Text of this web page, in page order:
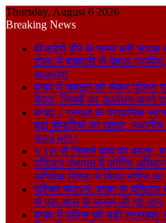
Thursday, August 6 2026
Breaking News
वीआईपी दौरे के समय बनी सड़क
टोला में बदहाली से बेहाल
आक्रोश
बगहा में चहलूम को लेकर पुलिस
बैठक, नियमों का उल्लंघन करने
बगहा-1 प्रखंड के प्राथमिक
बढ़ा बीमारियों का खतरा,
उठाई मांग।
VTR से निकले बाघ का हमला,
पतिलार पंचायत में फॉगिंग
अभिषेक मिश्रा ने किया मशीन का
पश्चिम चंपारण: बगहा के पतिलार
से एक साल के मासूम की गई जान
बगहा में पुलिस की बड़ी स्ट्राइक: